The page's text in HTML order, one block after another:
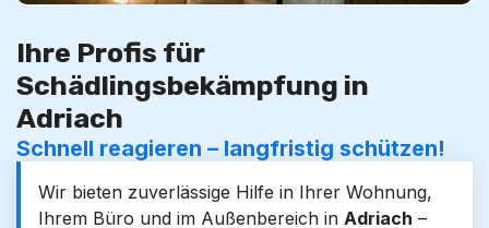
Ihre Profis für
Schädlingsbekämpfung in
Adriach
Schnell reagieren – langfristig schützen!
Wir bieten zuverlässige Hilfe in Ihrer Wohnung,
Ihrem Büro und im Außenbereich in Adriach –